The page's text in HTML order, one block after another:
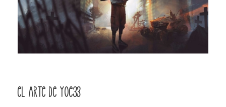
El Arte de Yoe33